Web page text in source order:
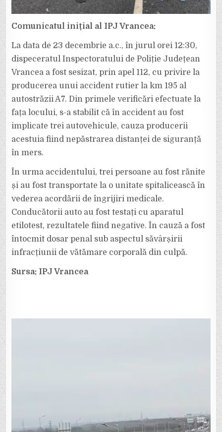
Comunicatul inițial al IPJ Vrancea:
La data de 23 decembrie a.c., în jurul orei 12:30,
dispeceratul Inspectoratului de Poliție Județean
Vrancea a fost sesizat, prin apel 112, cu privire la
producerea unui accident rutier la km 195 al
autostrăzii A7. Din primele verificări efectuate la
fața locului, s-a stabilit că în accident au fost
implicate trei autovehicule, cauza producerii
acestuia fiind nepăstrarea distanței de siguranță
în mers.
În urma accidentului, trei persoane au fost rănite
și au fost transportate la o unitate spitalicească în
vederea acordării de îngrijiri medicale.
Conducătorii auto au fost testați cu aparatul
etilotest, rezultatele fiind negative. În cauză a fost
întocmit dosar penal sub aspectul săvârșirii
infracțiunii de vătămare corporală din culpă.
Sursa: IPJ Vrancea